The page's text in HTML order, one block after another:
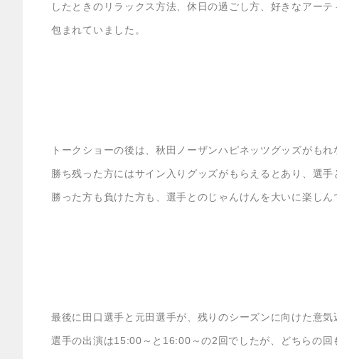
したときのリラックス方法、休日の過ごし方、好きなアー
包まれていました。
トークショーの後は、秋田ノーザンハピネッツグッズがも
勝ち残った方にはサイン入りグッズがもらえるとあり、選
勝った方も負けた方も、選手とのじゃんけんを大いに楽しん
最後に田口選手と元田選手が、残りのシーズンに向けた意
選手の出演は15:00～と16:00～の2回でしたが、どちらの回